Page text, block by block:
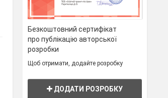
Безкоштовний сертифікат
про публікацію авторської
розробки
Щоб отримати, додайте розробку
ДОДАТИ РОЗРОБКУ